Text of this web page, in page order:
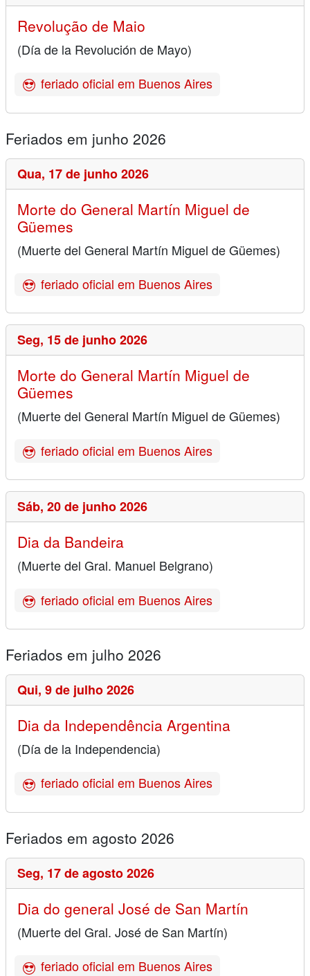
Revolução de Maio
(Día de la Revolución de Mayo)
feriado oficial em Buenos Aires
Feriados em junho 2026
Qua, 17 de junho 2026
Morte do General Martín Miguel de
Güemes
(Muerte del General Martín Miguel de Güemes)
feriado oficial em Buenos Aires
Seg, 15 de junho 2026
Morte do General Martín Miguel de
Güemes
(Muerte del General Martín Miguel de Güemes)
feriado oficial em Buenos Aires
Sáb, 20 de junho 2026
Dia da Bandeira
(Muerte del Gral. Manuel Belgrano)
feriado oficial em Buenos Aires
Feriados em julho 2026
Qui, 9 de julho 2026
Dia da Independência Argentina
(Día de la Independencia)
feriado oficial em Buenos Aires
Feriados em agosto 2026
Seg, 17 de agosto 2026
Dia do general José de San Martín
(Muerte del Gral. José de San Martín)
feriado oficial em Buenos Aires